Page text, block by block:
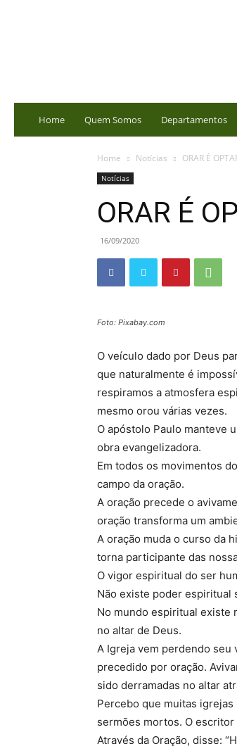
Home Quem Somos Departamentos
Home Notícias ORAR É
Notícias
ORAR É
16/09/2020
Foto: Pixabay.com
O veículo dado por Deus
que naturalmente é
respiramos a atmosfera
mesmo orou várias vezes.
O apóstolo Paulo manteve
obra evangelizadora.
Em todos os movimentos
campo da oração.
A oração precede o
oração transforma um
A oração muda o curso da
torna participante das
O vigor espiritual do ser
Não existe poder espiritual
No mundo espiritual existe
no altar de Deus.
A Igreja vem perdendo seu
precedido por oração.
sido derramadas no altar
Percebo que muitas
sermões mortos. O
Através da Oração, disse: